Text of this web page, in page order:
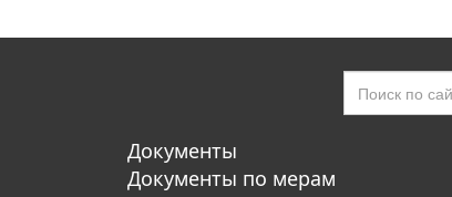
Документы
Документы по мерам